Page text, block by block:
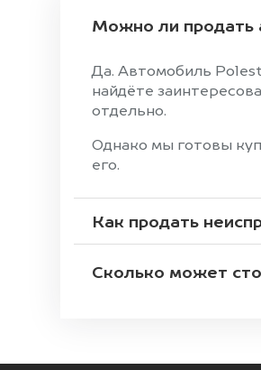
Можно ли продать
Да. Автомобиль
найдёте
отдельно.
Однако мы готовы
его.
Как продать
Сколько может